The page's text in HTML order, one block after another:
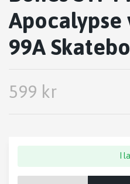
Apocalypse
99A
599 kr
I